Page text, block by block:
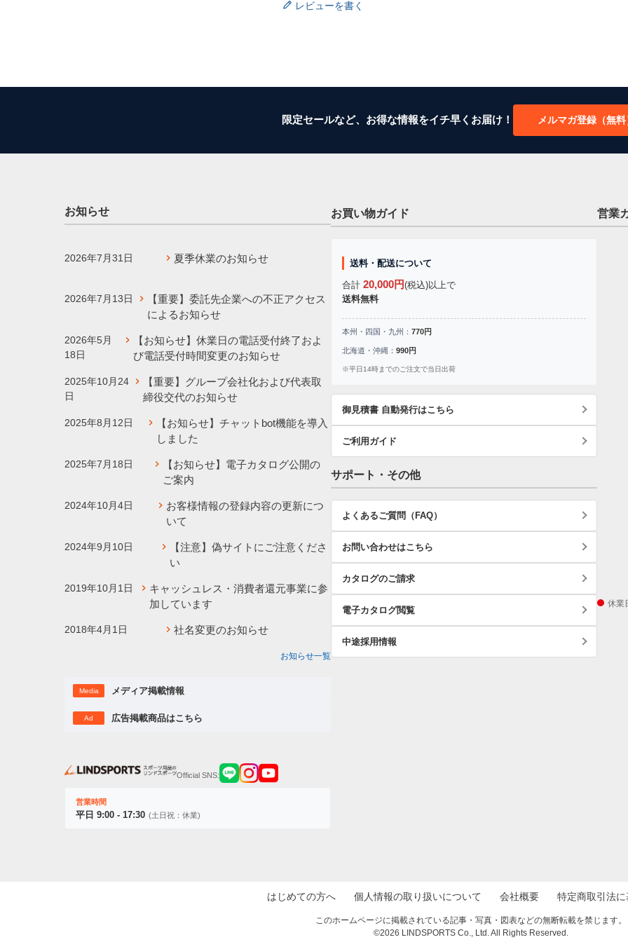
レビューを書く
限定セールなど、お得な情報をイチ早くお届け！ メルマガ登録（無料
お知らせ
2026年7月31日 夏季休業のお知らせ
2026年7月13日
【重要】委託先企業への不正アクセス
によるお知らせ
2026年5月
18日
【お知らせ】休業日の電話受付終了およ
び電話受付時間変更のお知らせ
2025年10月24
日
【重要】グループ会社化および代表取
締役交代のお知らせ
2025年8月12日
【お知らせ】チャットbot機能を導入
しました
2025年7月18日
【お知らせ】電子カタログ公開の
ご案内
2024年10月4日
お客様情報の登録内容の更新につ
いて
2024年9月10日
【注意】偽サイトにご注意くださ
い
2019年10月1日
キャッシュレス・消費者還元事業に参
加しています
2018年4月1日 社名変更のお知らせ
お知らせ一覧
Media メディア掲載情報
Ad 広告掲載商品はこちら
Official SNS:
営業時間
平日 9:00 - 17:30 (土日祝：休業)
お買い物ガイド
送料・配送について
合計 20,000円(税込)以上で
送料無料
本州・四国・九州： 770円
北海道・沖縄： 990円
※平日14時までのご注文で当日出荷
御見積書 自動発行はこちら
ご利用ガイド
サポート・その他
よくあるご質問（FAQ）
お問い合わせはこちら
カタログのご請求
電子カタログ閲覧
中途採用情報
営業
休業
はじめての方へ 個人情報の取り扱いについて 会社概要 特定商取引法
このホームページに掲載されている記事・写真・図表などの無断転載を禁じます。
©2026 LINDSPORTS Co., Ltd. All Rights Reserved.